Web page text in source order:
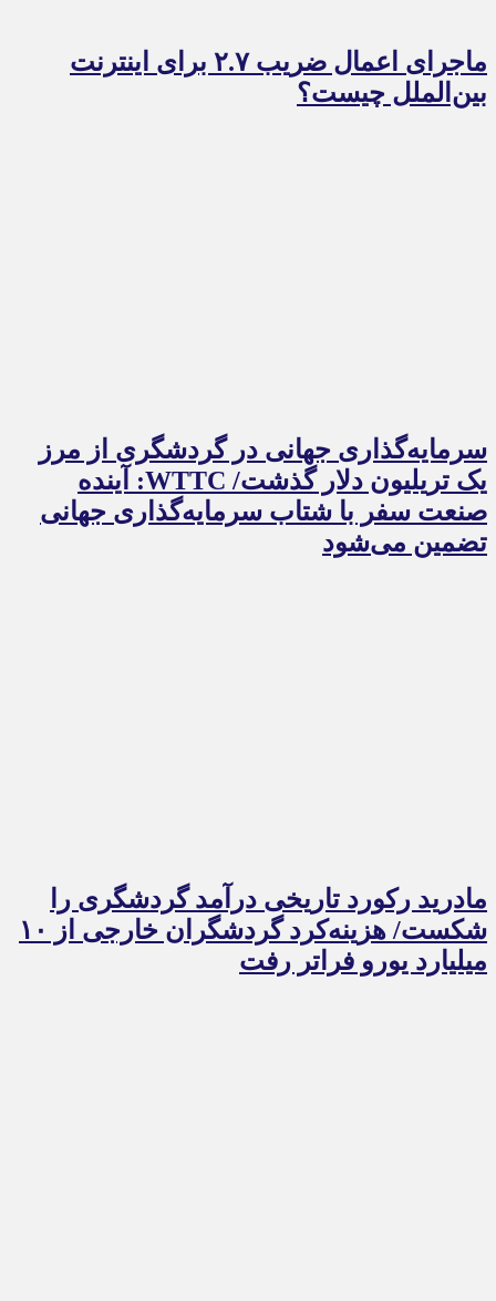
ماجرای اعمال ضریب ۲.۷ برای اینترنت
بین‌الملل چیست؟
سرمایه‌گذاری جهانی در گردشگری از مرز
یک تریلیون دلار گذشت/ WTTC: آینده
صنعت سفر با شتاب سرمایه‌گذاری جهانی
تضمین می‌شود
مادرید رکورد تاریخی درآمد گردشگری را
شکست/ هزینه‌کرد گردشگران خارجی از ۱۰
میلیارد یورو فراتر رفت